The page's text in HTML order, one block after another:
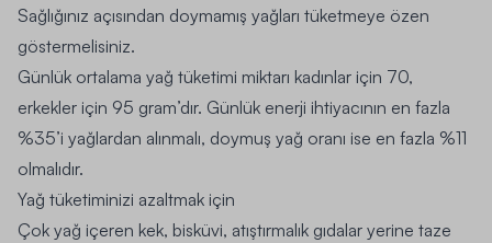
Sağlığınız açısından doymamış yağları tüketmeye özen
göstermelisiniz.
Günlük ortalama yağ tüketimi miktarı kadınlar için 70,
erkekler için 95 gram’dır. Günlük enerji ihtiyacının en fazla
%35’i yağlardan alınmalı, doymuş yağ oranı ise en fazla %11
olmalıdır.
Yağ tüketiminizi azaltmak için
Çok yağ içeren kek, bisküvi, atıştırmalık gıdalar yerine taze